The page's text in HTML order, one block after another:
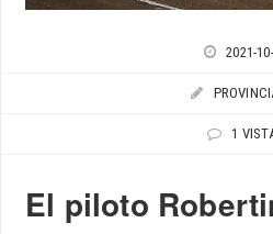
2021-
1
El piloto